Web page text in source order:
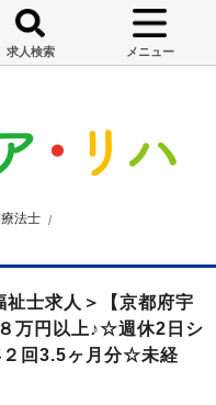
求人検索 メニュー
法士
祉士求人＞【京都府宇
万円以上♪☆週休2日シ
回3.5ヶ月分☆未経